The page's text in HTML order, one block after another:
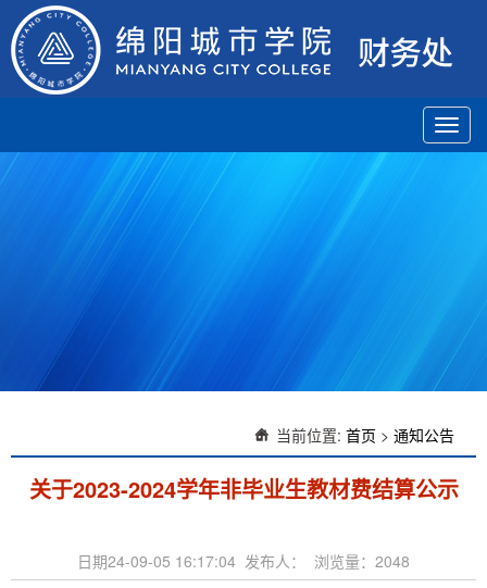
当前位置: 首页 > 通知公告
关于2023-2024学年非毕业生教材费结算公示
日期24-09-05 16:17:04 发布人： 浏览量： 2048